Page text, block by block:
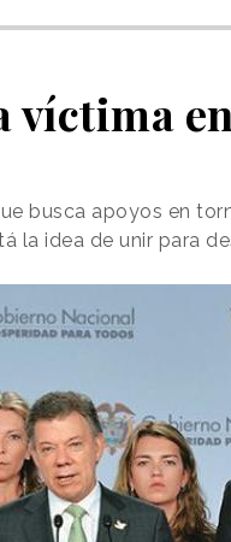
víctima
busca apoyos en
la idea de unir para